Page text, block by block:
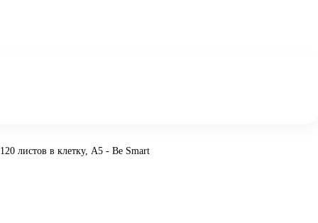
листов в клетку, А5 - Be Smart